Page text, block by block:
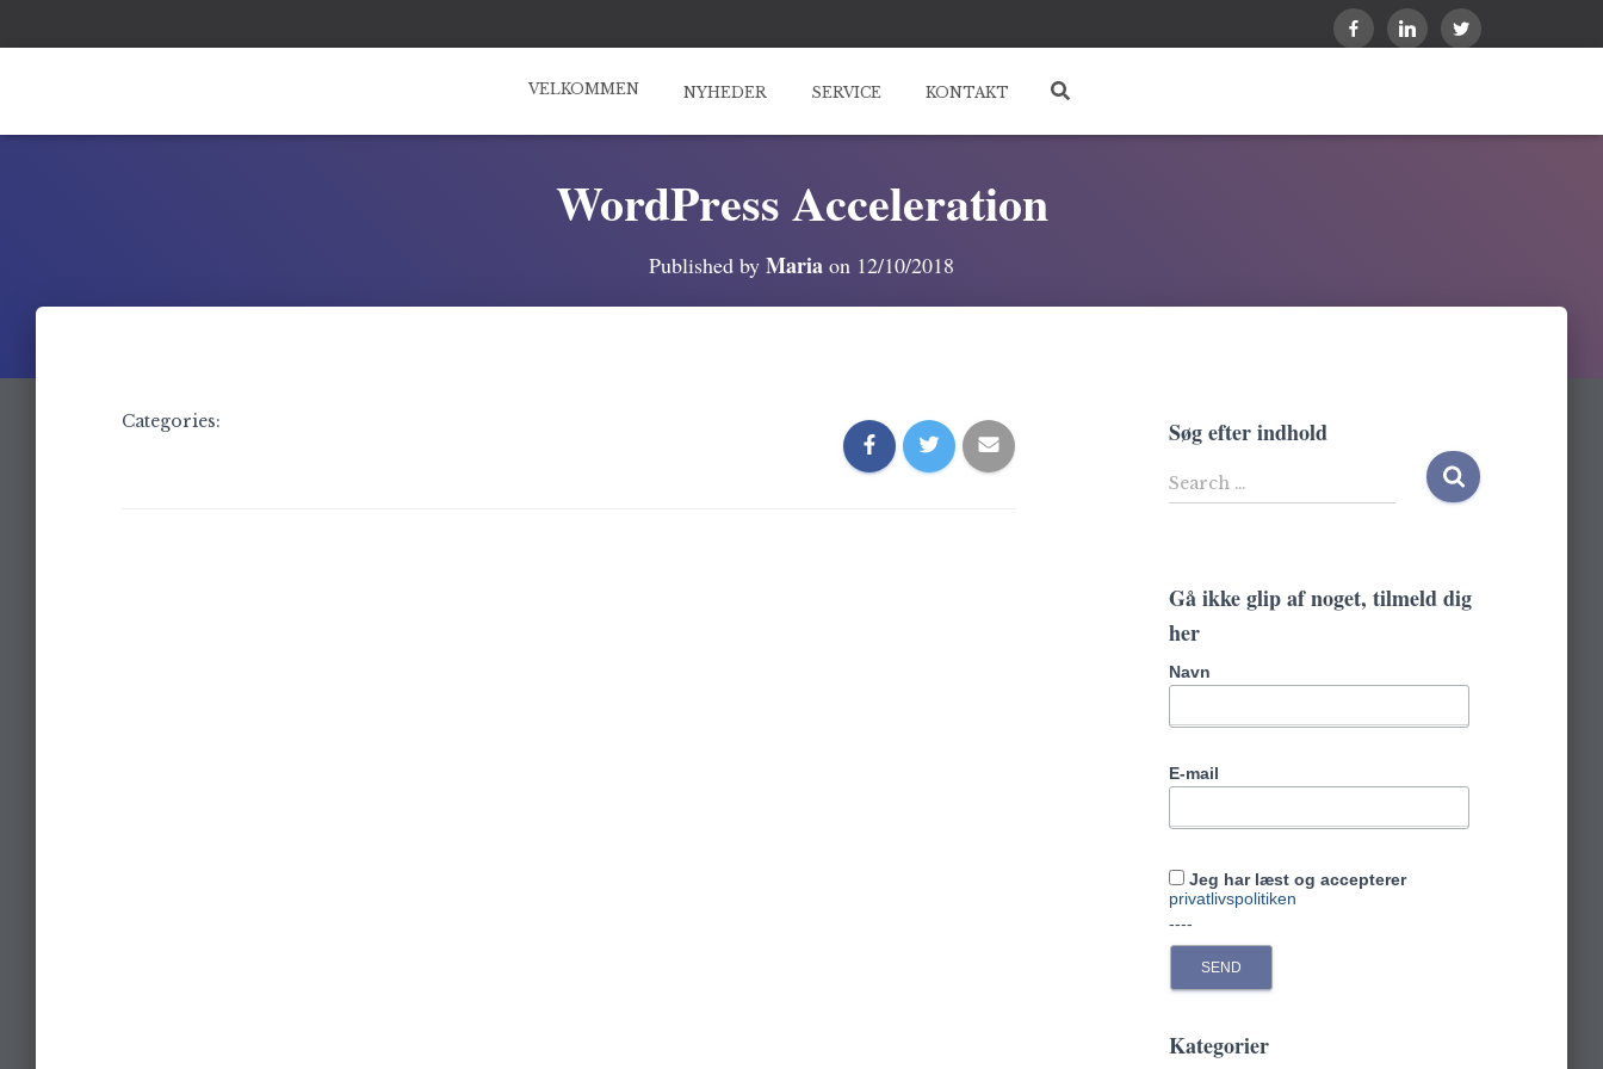
VELKOMMEN NYHEDER SERVICE KONTAKT
WordPress Acceleration
Published by Maria on 12/10/2018
Categories: Søg efter indhold
S
e
h
f
r
Search …
Gå ikke glip af noget, tilmeld dig
her
Navn
E-mail
Jeg har læst og accepterer
privatlivspolitiken
----
Kategorier